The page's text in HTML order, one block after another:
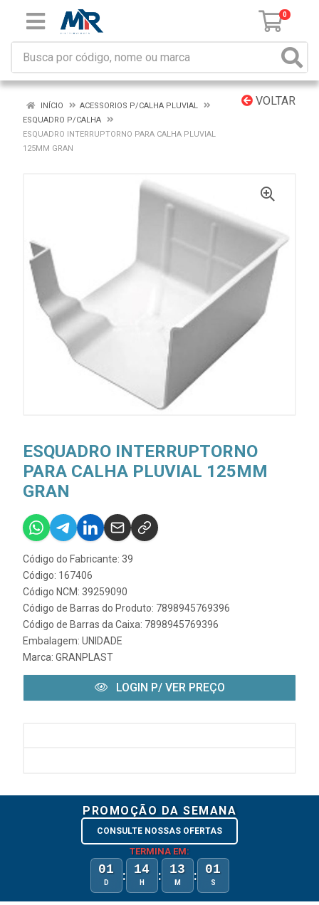
0
VOLTAR
INÍCIO
ACESSORIOS P/CALHA PLUVIAL
ESQUADRO P/CALHA
ESQUADRO INTERRUPTORNO PARA CALHA PLUVIAL
125MM GRAN
ESQUADRO INTERRUPTORNO
PARA CALHA PLUVIAL 125MM
GRAN
Código do Fabricante: 39
Código: 167406
Código NCM: 39259090
Código de Barras do Produto: 7898945769396
Código de Barras da Caixa: 7898945769396
Embalagem: UNIDADE
Marca: GRANPLAST
LOGIN P/ VER PREÇO
PROMOÇÃO DA SEMANA
CONSULTE NOSSAS OFERTAS
TERMINA EM:
01
D : 14
H : 13
M : 01
S